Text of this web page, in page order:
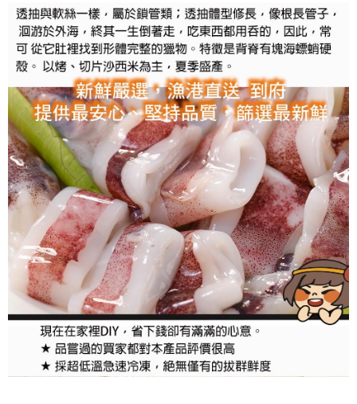
【大哥付你分期使用說明】
1.本服務由台灣大哥大提供，台灣大哥大用戶可立即使用無須另外申請。
2.付款方式選擇「大哥付你分期」，訂單成立後會自動跳轉到大哥付的交易
流程，驗證手機門號後，選擇欲分期的期數、繳款截止日，確認付款後即完
3.實際核准額度、可分期數及費用金額請依後續交易確認頁面所載為準。
4.訂單成立30分鐘內，如未前往確認交易或遇審核未通過，訂單將自動取
消。如遇「轉專審核」未通過狀況，表示未達大哥付你分期系統評分，恕無
法說明評估內容。
【繳款方式說明】
1.分期款項不併入電信帳單，「大哥付你分期」於每月結算日後寄送繳費提
醒簡訊。
2.透過簡訊連結打開帳單後，可選擇「超商條碼／台灣大直營門市／銀行轉
帳／街口支付／iPASS MONEY」等通路繳費。
【注意事項】
1.本服務係由「台灣大哥大股份有限公司」（以下簡稱本公司）所提供，讓
用戶於交易時，得透過本服務購買商品或服務，並由商店將買賣／分期付款
買賣價金債權讓與本公司後，依約使用本公司帳單繳交帳款。
2.基於同意付款使用「大哥付你分期」之契約關係目的，商店將以您的個人
資料（包含姓名、電話或地址）提供予台灣大哥大進項蒐集、處理及利用，
由本公司與您本人進行分期帳單所需資料之確認、核對及更正。
3.完整用戶服務條款，請詳閱以下連結：https://oppay.tw/userRule
AFTEE先享後付
相關說明
【關於「AFTEE先享後付」】
AFTEE先享後付是「在收到商品之後才付款」的支付方式。 讓您購物簡單
便利好安心！
１．簡單：不需註冊會員、不需綁卡、不需儲值。
２．便利：只要手機號碼，簡訊認證，即可結帳。
３．安心：先確認商品／服務後，再付款。
【「AFTEE先享後付」結帳流程】
１．於結帳方式選擇「AFTEE先享後付」後，將跳轉至「AFTEE先享後付」
結帳頁面，進行簡訊認證並確認金額後，即可完成結帳。
２．訂單成立數日內，您將收到繳費通知簡訊。
３．收到繳費通知簡訊後14天內，點擊此簡訊中的連結，可透過四大超商／
ATM／網路銀行／等多元方式進行付款，方視為交易完成。
※ 請注意：結帳手續完成當下不需立刻繳費，但若您需要取消訂單，請聯絡
購買商品的店家。未經商家同意取消之訂單仍視為有效，需透過AFTEE先享
後付繳納相關費用。
※ 交易是否成功請以「AFTEE先享後付 」之結帳頁面顯示為準，若有關於
是否繳費成功／繳費後需取消欲退款等相關疑問，請聯繫「AFTEE先享後付
客戶支援中心」https://netprotections.freshdesk.com/support/home
【注意事項】
１．透過由恩沛科技股份有限公司提供之「AFTEE先享後付」服務完成之交
運送方式
華得水產-冷凍7-11取貨(快速到店)
每筆NT$150，滿NT$999(含以上)免運費
華得水產-冷凍宅配
每筆NT$150，滿NT$999(含以上)免運費
華得水產-宅配免運
免運費